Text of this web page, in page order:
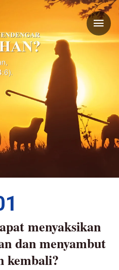
menyaksikan
dan menyambut
kembali?